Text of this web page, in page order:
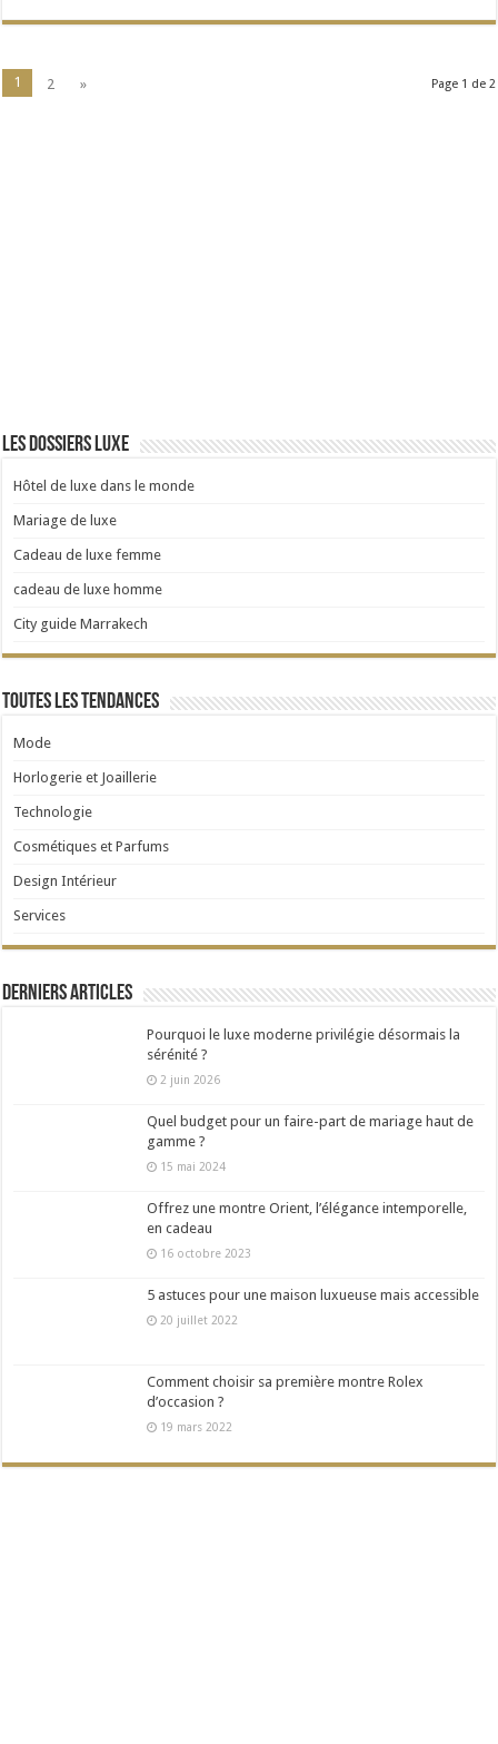
Page 1 de 2
1 2 »
Les dossiers luxe
Hôtel de luxe dans le monde
Mariage de luxe
Cadeau de luxe femme
cadeau de luxe homme
City guide Marrakech
Toutes les tendances
Mode
Horlogerie et Joaillerie
Technologie
Cosmétiques et Parfums
Design Intérieur
Services
Derniers articles
Pourquoi le luxe moderne privilégie désormais la
sérénité ?
2 juin 2026
Quel budget pour un faire-part de mariage haut de
gamme ?
15 mai 2024
Offrez une montre Orient, l’élégance intemporelle,
en cadeau
16 octobre 2023
5 astuces pour une maison luxueuse mais accessible
20 juillet 2022
Comment choisir sa première montre Rolex
d’occasion ?
19 mars 2022